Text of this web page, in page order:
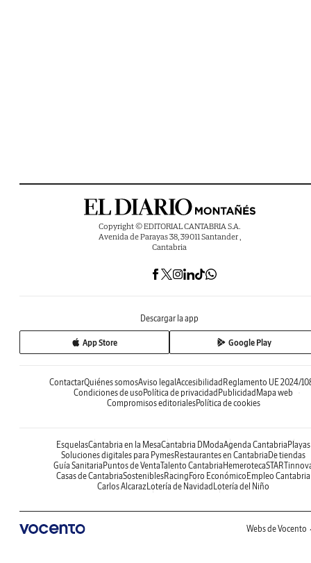
Copyright © EDITORIAL CANTABRIA S.A.
Avenida de Parayas 38, 39011 Santander ,
Cantabria
Descargar la app
App Store Google Play
ContactarQuiénes somosAviso legal Accesibilidad Reglamento UE 2024/
Condiciones de uso Política de privacidad Publicidad Mapa web
Compromisos editorialesPolítica de cookies
EsquelasCantabria en la MesaCantabria DModaAgenda Cantabria Playas
Soluciones digitales para PymesRestaurantes en Cantabria De tiendas
Guía Sanitaria Puntos de VentaTalento Cantabria Hemeroteca
Casas de CantabriaSosteniblesRacing Foro Económico Empleo Cantabria
Carlos AlcarazLotería de Navidad Lotería del Niño
Webs de Vocento